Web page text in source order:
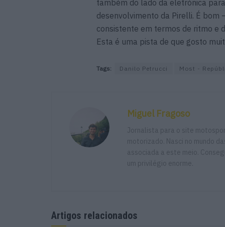
também do lado da eletrónica
desenvolvimento da Pirelli. É bom
consistente em termos de ritmo e
Esta é uma pista de que gosto
Tags: Danilo Petrucci Most -
Miguel Fragoso
Jornalista para o site
motorizado. Nasci no mundo
associada a este meio.
um privilégio enorme.
Artigos relacionados